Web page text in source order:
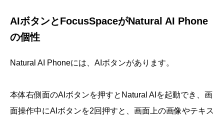
AIボタンとFocusSpaceがNatural AI Phone
の個性
Natural AI Phoneには、AIボタンがあります。
本体右側面のAIボタンを押すとNatural AIを起動でき、画
面操作中にAIボタンを2回押すと、画面上の画像やテキス